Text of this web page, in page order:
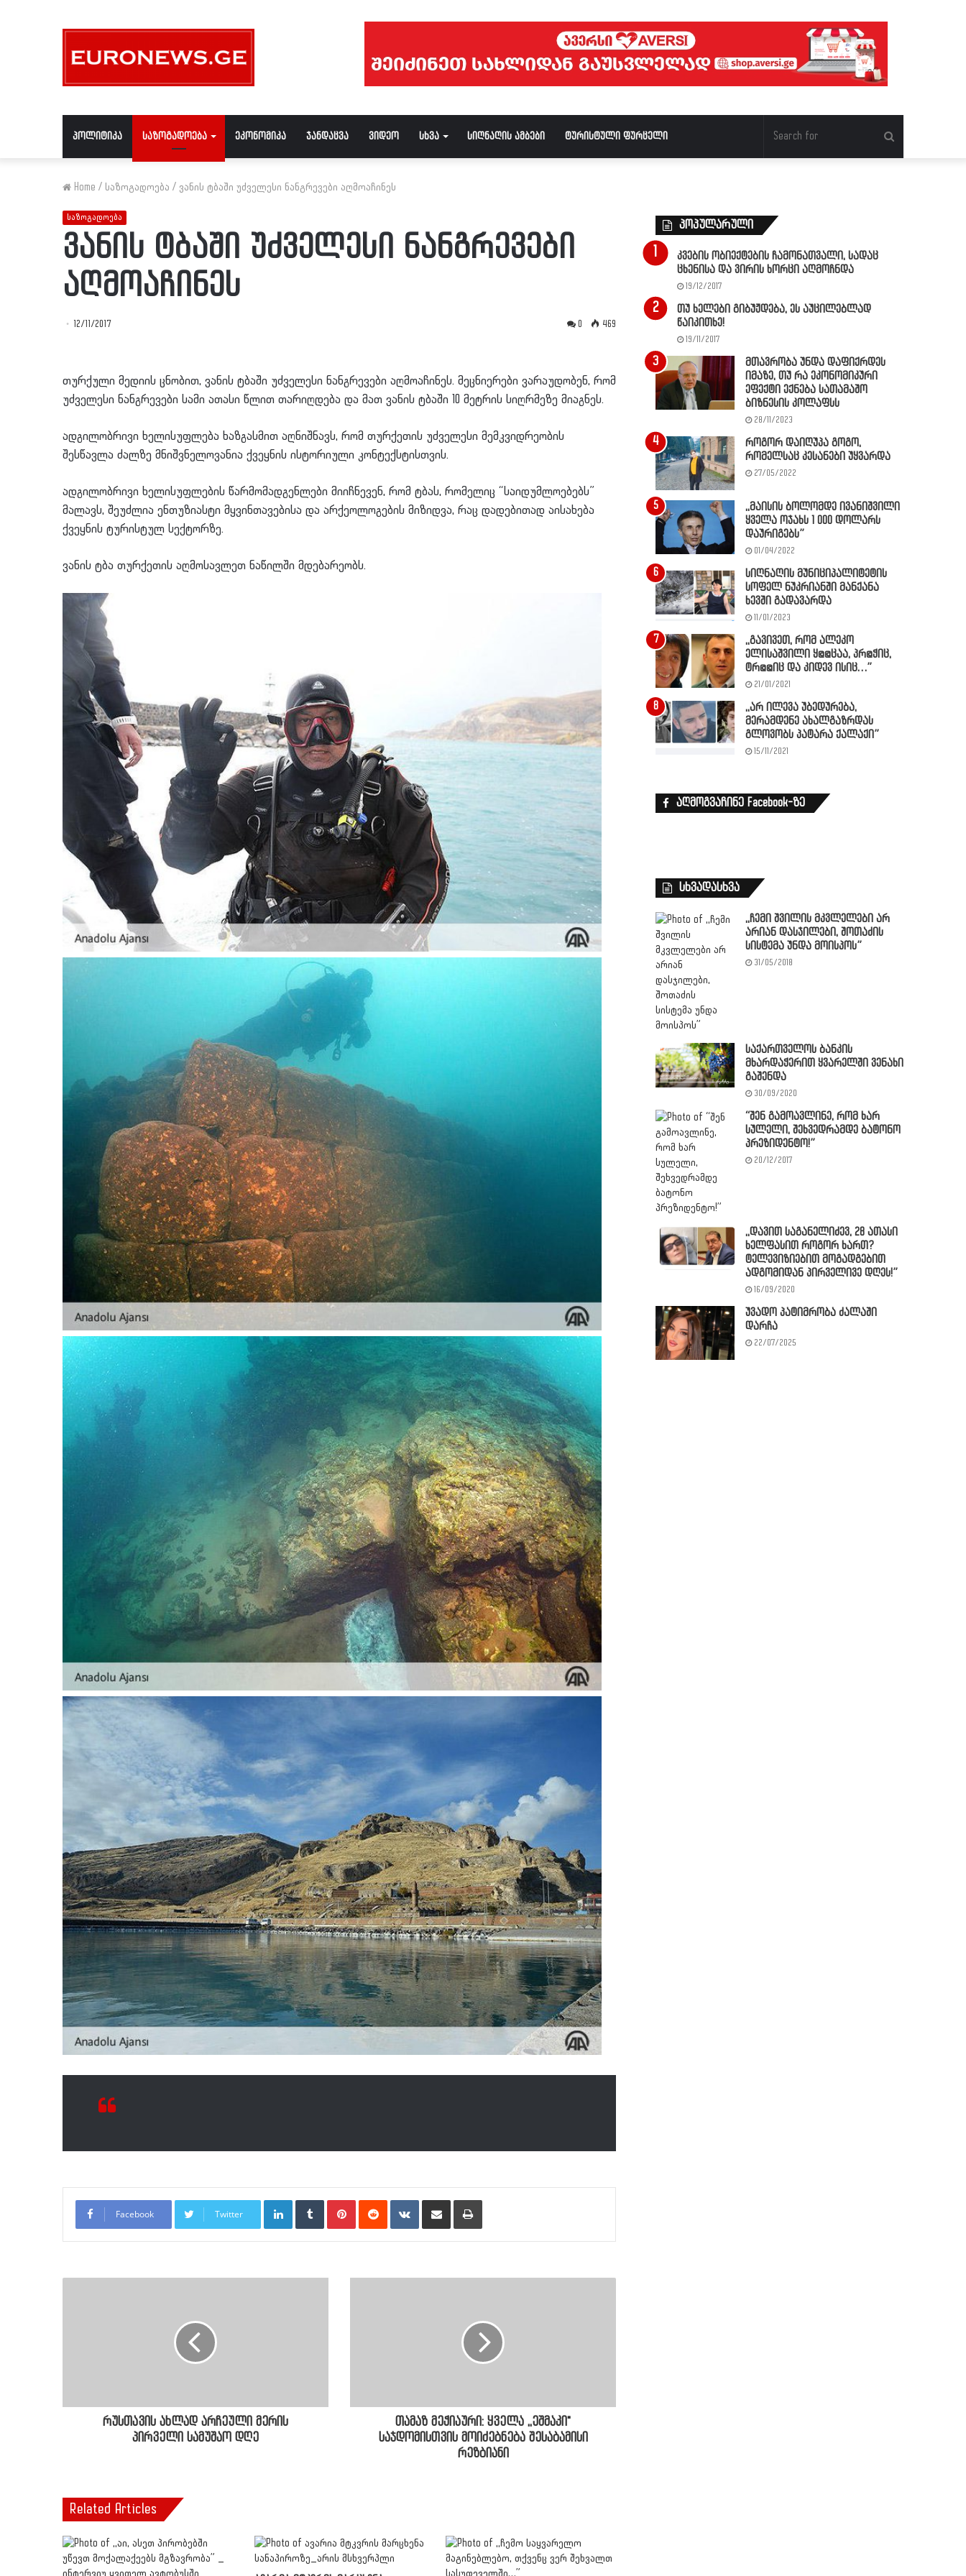
პოლიტიკა საზოგადოება ეკონომიკა ჯანდაცვა ვიდეო სხვა სიღნაღის ამბები ტურისტული ფურცელი
Home / საზოგადოება / ვანის ტბაში უძველესი ნანგრევები აღმოაჩინეს
საზოგადოება
ვანის ტბაში უძველესი ნანგრევები
აღმოაჩინეს
12/11/2017 0 469
თურქული მედიის ცნობით, ვანის ტბაში უძველესი ნანგრევები აღმოაჩინეს. მეცნიერები ვარაუდობენ, რომ
უძველესი ნანგრევები სამი ათასი წლით თარიღდება და მათ ვანის ტბაში 10 მეტრის სიღრმეზე მიაგნეს.
ადგილობრივი ხელისუფლება ხაზგასმით აღნიშნავს, რომ თურქეთის უძველესი მემკვიდრეობის
შესწავლა ძალზე მნიშვნელოვანია ქვეყნის ისტორიული კონტექსტისთვის.
ადგილობრივი ხელისუფლების წარმომადგენლები მიიჩნევენ, რომ ტბას, რომელიც “საიდუმლოებებს”
მალავს, შეუძლია ენთუზიასტი მყვინთავებისა და არქეოლოგების მიზიდვა, რაც დადებითად აისახება
ქვეყნის ტურისტულ სექტორზე.
ვანის ტბა თურქეთის აღმოსავლეთ ნაწილში მდებარეობს.
Facebook Twitter
LinkedInTumblr PinterestReddit VKontakteShare via Email Print
რუსთავის ახლად არჩეული მერის
პირველი სამუშაო დღე
თამაზ მეჭიაური: ყველა ,,ეშმაკი"
საჯდომისთვის მოიძებნება შესაბამისი
რეზბიანი
Related Articles
პოპულარული
კვების ობიექტების ჩამონათვალი, სადაც
ცხენისა და ვირის ხორცი აღმოჩნდა
19/12/2017
თუ ხელები გიბუჟდება, ეს აუცილებლად
წაიკითხე!
19/11/2017
მთავრობა უნდა დაფიქრდეს
იმაზე, თუ რა ეკონომიკური
ეფექტი ექნება სათამაშო
ბიზნესის კოლაფსს
28/11/2023
როგორ დაიღუპა გოგო,
რომელსაც კესანები უყვარდა
27/05/2022
,,მაისის ბოლომდე ივანიშვილი
ყველა ოჯახს 1 000 დოლარს
დაურიგებს”
01/04/2022
სიღნაღის მუნიციპალიტეტის
სოფელ ნუკრიანში მანქანა
ხევში გადავარდა
11/01/2023
,,გავივეთ, რომ ალეკო
ელისაშვილი ყ@@ცაა, პრ@ჭიც,
ტრ@@იც და კიდევ ისიც…”
21/01/2021
,,არ ილევა უბედურება,
მერამდენე ახალგაზრდას
გლოვობს პატარა ქალაქი”
15/11/2021
აღმოგვაჩინე Facebook-ზე
სხვადასხვა
,,ჩემი შვილის მკვლელები არ
არიან დასჯილები, შოთაძის
სისტემა უნდა მოისპოს”
31/05/2018
საქართველოს ბანკის
მხარდაჭერით ყვარელში ვენახი
გაშენდა
30/09/2020
“შენ გამოავლინე, რომ ხარ
სულელი, შეხვედრამდე ბატონო
პრეზიდენტო!”
20/12/2017
,,დავით საგანელიძევ, 28 ათასი
ხელფასით როგორ ხართ?
ტელევიზიებით მოგადგებით
ადგომიდან პირველივე დღეს!”
16/09/2020
უვადო პატიმრობა ძალაში
დარჩა
22/07/2025